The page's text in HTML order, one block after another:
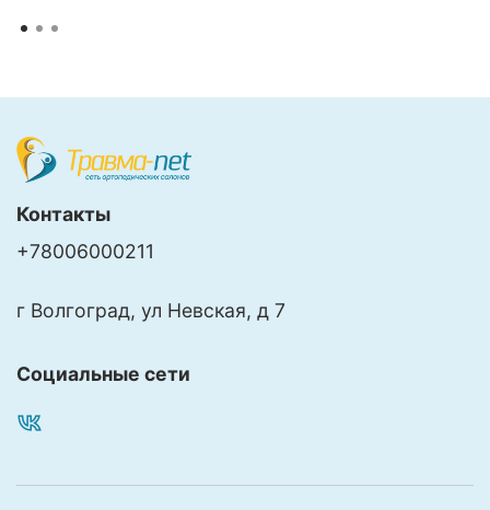
Контакты
+78006000211
г Волгоград, ул Невская, д 7
Социальные сети